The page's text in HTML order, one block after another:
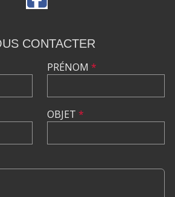
CONTACTER
PRÉNOM *
OBJET *